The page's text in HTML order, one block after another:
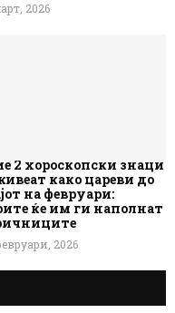
2026
2 хороскопски знаци
како цареви до
на февруари:
ќе им ги наполнат
2026